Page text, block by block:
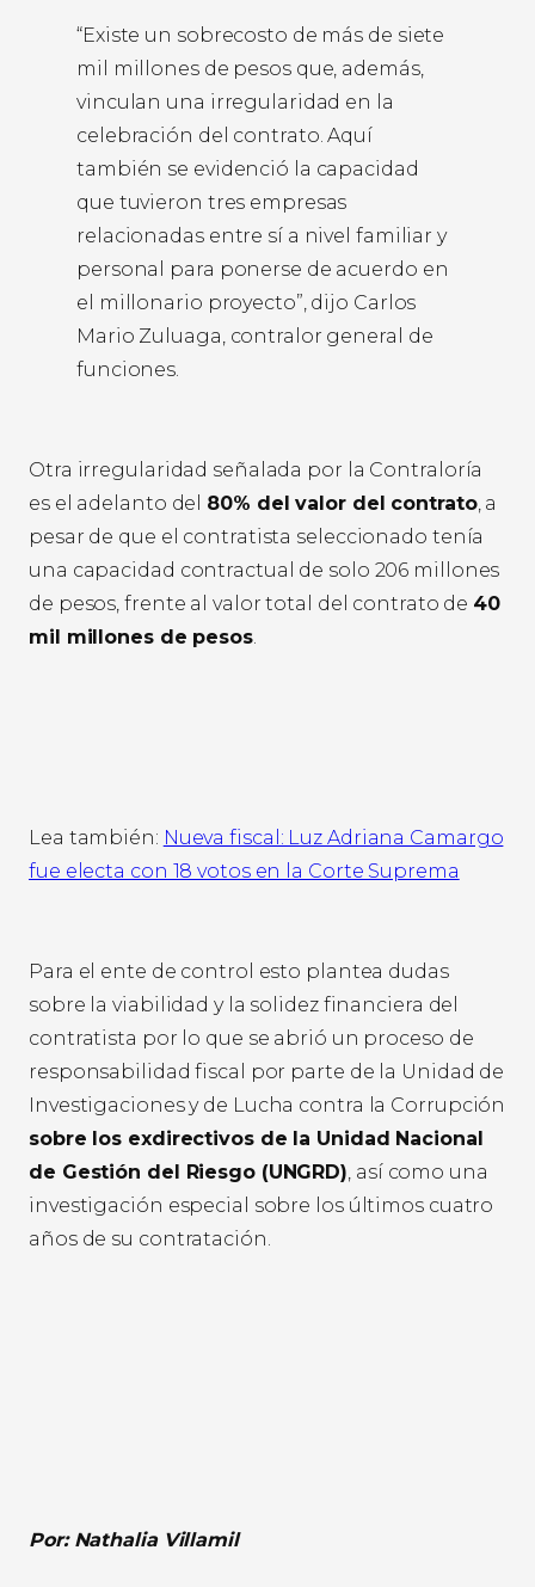
“Existe un sobrecosto de más de siete
mil millones de pesos que, además,
vinculan una irregularidad en la
celebración del contrato. Aquí
también se evidenció la capacidad
que tuvieron tres empresas
relacionadas entre sí a nivel familiar y
personal para ponerse de acuerdo en
el millonario proyecto”, dijo Carlos
Mario Zuluaga, contralor general de
funciones.
Otra irregularidad señalada por la Contraloría
es el adelanto del 80% del valor del contrato, a
pesar de que el contratista seleccionado tenía
una capacidad contractual de solo 206 millones
de pesos, frente al valor total del contrato de 40
mil millones de pesos.
Lea también: Nueva fiscal: Luz Adriana Camargo
fue electa con 18 votos en la Corte Suprema
Para el ente de control esto plantea dudas
sobre la viabilidad y la solidez financiera del
contratista por lo que se abrió un proceso de
responsabilidad fiscal por parte de la Unidad de
Investigaciones y de Lucha contra la Corrupción
sobre los exdirectivos de la Unidad Nacional
de Gestión del Riesgo (UNGRD), así como una
investigación especial sobre los últimos cuatro
años de su contratación.
Por: Nathalia Villamil